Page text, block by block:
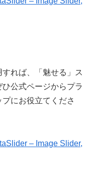
れば、「魅せる」ス
公式ページからプラ
にお役立てくださ
– Image Slider,